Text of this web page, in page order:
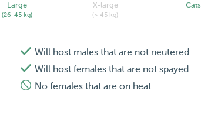
Large
(26-45 kg)
X-large
(> 45 kg)
Cats
Will host males that are not neutered
Will host females that are not spayed
No females that are on heat